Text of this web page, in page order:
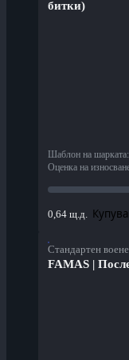
битки)
Шаблон на шарката:
Оценка на
0,64 щ.д.
Стандартен
FAMAS |